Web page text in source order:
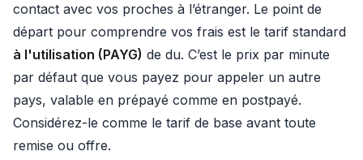
contact avec vos proches à l’étranger. Le point de
départ pour comprendre vos frais est le tarif standard
à l'utilisation (PAYG) de du. C’est le prix par minute
par défaut que vous payez pour appeler un autre
pays, valable en prépayé comme en postpayé.
Considérez-le comme le tarif de base avant toute
remise ou offre.